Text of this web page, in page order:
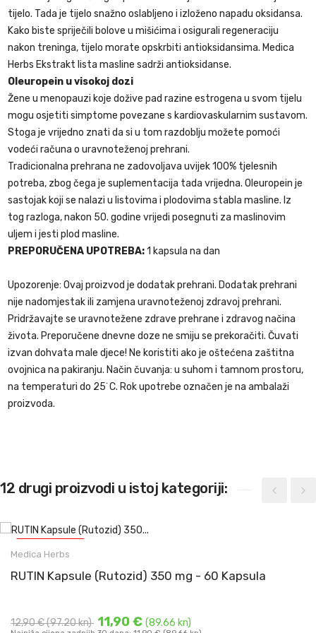
tijelo. Tada je tijelo snažno oslabljeno i izloženo napadu oksidansa.
Kako biste spriječili bolove u mišićima i osigurali regeneraciju
nakon treninga, tijelo morate opskrbiti antioksidansima. Medica
Herbs Ekstrakt lista masline sadrži antioksidanse.
Oleuropein u visokoj dozi
Žene u menopauzi koje dožive pad razine estrogena u svom tijelu
mogu osjetiti simptome povezane s kardiovaskularnim sustavom.
Stoga je vrijedno znati da si u tom razdoblju možete pomoći
vodeći računa o uravnoteženoj prehrani.
Tradicionalna prehrana ne zadovoljava uvijek 100% tjelesnih
potreba, zbog čega je suplementacija tada vrijedna. Oleuropein je
sastojak koji se nalazi u listovima i plodovima stabla masline. Iz
tog razloga, nakon 50. godine vrijedi posegnuti za maslinovim
uljem i jesti plod masline.
PREPORUČENA UPOTREBA:1 kapsula na dan
Upozorenje: Ovaj proizvod je dodatak prehrani. Dodatak prehrani
nije nadomjestak ili zamjena uravnoteženoj zdravoj prehrani.
Pridržavajte se uravnotežene zdrave prehrane i zdravog načina
života. Preporučene dnevne doze ne smiju se prekoračiti. Čuvati
izvan dohvata male djece! Ne koristiti ako je oštećena zaštitna
ovojnica na pakiranju. Način čuvanja: u suhom i tamnom prostoru,
na temperaturi do 25˙C. Rok upotrebe označen je na ambalaži
proizvoda.
12 drugi proizvodi u istoj kategoriji:
Medica Herbs
RUTIN Kapsule (Rutozid) 350 mg - 60 Kapsula
12,90 €(97.20 kn) 11,90 € (89.66 kn)
Rutin ( Rutozid ) kapsule